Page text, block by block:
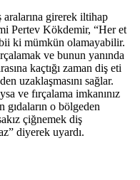
girerek iltihap
Pertev Kökdemir, “Her et
ki mümkün olamayabilir.
ve bunun yanında
kaçtığı zaman diş eti
uzaklaşmasını sağlar.
ve fırçalama imkanınız
gıdaların o bölgeden
çiğnemek diş
diyerek uyardı.